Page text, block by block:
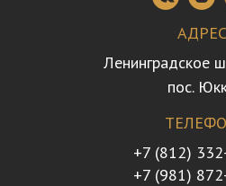
+7 (812)
+7 (981)
АДРЕС
Ленинградское
пос.